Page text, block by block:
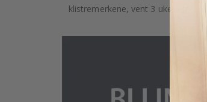
klistremerkene, vent 3 uker etter